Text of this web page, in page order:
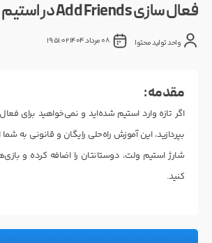
فعال سازی Add Friends در استیم
واحد تولید محتوا 08 مرداد 1404 19:51:02
مقدمه :
بپردازید، این آموزش راه‌حلی رایگان و قانونی به
شارژ استیم ولت، دوستانتان را اضافه کرده و
کنید.